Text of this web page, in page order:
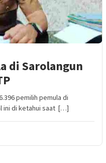
di Sarolangun
pemilih pemula di
ini di ketahui saat […]